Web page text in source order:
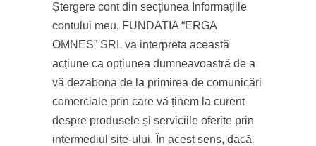
Ștergere cont din secțiunea Informațiile
contului meu, FUNDATIA “ERGA
OMNES” SRL va interpreta această
acțiune ca opțiunea dumneavoastră de a
vă dezabona de la primirea de comunicări
comerciale prin care vă ținem la curent
despre produsele și serviciile oferite prin
intermediul site-ului. În acest sens, dacă